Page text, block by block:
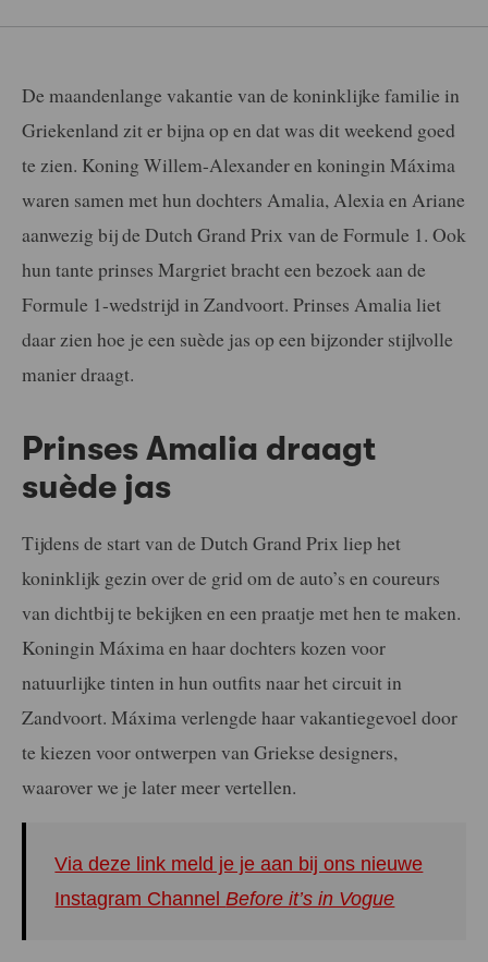
De maandenlange vakantie van de koninklijke familie in
Griekenland zit er bijna op en dat was dit weekend goed
te zien. Koning Willem-Alexander en koningin Máxima
waren samen met hun dochters Amalia, Alexia en Ariane
aanwezig bij de Dutch Grand Prix van de Formule 1. Ook
hun tante prinses Margriet bracht een bezoek aan de
Formule 1-wedstrijd in Zandvoort. Prinses Amalia liet
daar zien hoe je een suède jas op een bijzonder stijlvolle
manier draagt.
Prinses Amalia draagt
suède jas
Tijdens de start van de Dutch Grand Prix liep het
koninklijk gezin over de grid om de auto’s en coureurs
van dichtbij te bekijken en een praatje met hen te maken.
Koningin Máxima en haar dochters kozen voor
natuurlijke tinten in hun outfits naar het circuit in
Zandvoort. Máxima verlengde haar vakantiegevoel door
te kiezen voor ontwerpen van Griekse designers,
waarover we je later meer vertellen.
Via deze link meld je je aan bij ons nieuwe
Instagram ChannelBefore it’s in Vogue